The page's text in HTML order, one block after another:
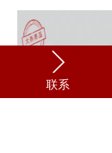

联系